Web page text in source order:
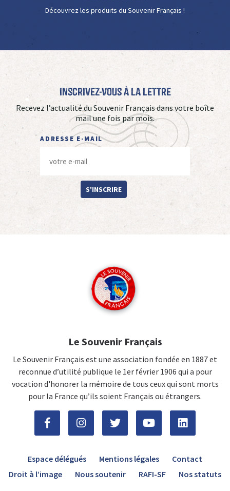
Découvrez les produits du Souvenir Français !
Inscrivez-vous à La Lettre
Recevez l’actualité du Souvenir Français dans votre boîte
mail une fois par mois.
ADRESSE E-MAIL
S'INSCRIRE
Le Souvenir Français
Le Souvenir Français est une association fondée en 1887 et
reconnue d’utilité publique le 1er février 1906 qui a pour
vocation d'honorer la mémoire de tous ceux qui sont morts
pour la France qu’ils soient Français ou étrangers.
Espace délégués Mentions légales
Contact
Droit à l’image
Nous soutenir RAFI-SF Nos statuts